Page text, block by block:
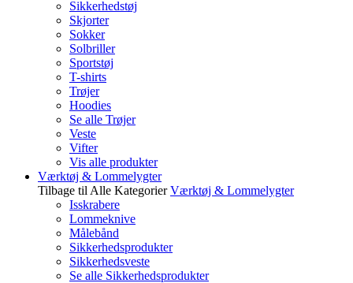
Sikkerhedstøj
Skjorter
Sokker
Solbriller
Sportstøj
T-shirts
Trøjer
Hoodies
Se alle Trøjer
Veste
Vifter
Vis alle produkter
Værktøj & Lommelygter
Tilbage til Alle Kategorier Værktøj & Lommelygter
Isskrabere
Lommeknive
Målebånd
Sikkerhedsprodukter
Sikkerhedsveste
Se alle Sikkerhedsprodukter